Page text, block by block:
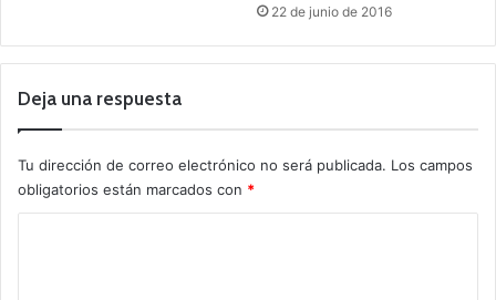
22 de junio de 2016
Deja una respuesta
Tu dirección de correo electrónico no será publicada. Los campos
obligatorios están marcados con *